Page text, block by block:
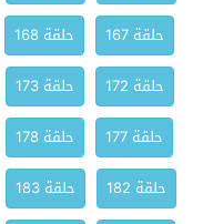
حلقة 167
حلقة 168
حلقة 172
حلقة 173
حلقة 177
حلقة 178
حلقة 182
حلقة 183